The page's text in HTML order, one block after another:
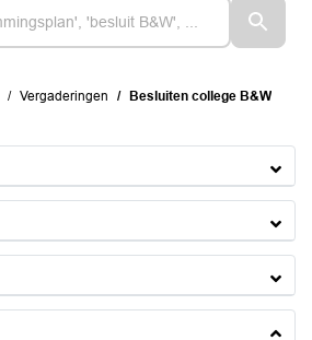
Vergaderingen Besluiten college B&W